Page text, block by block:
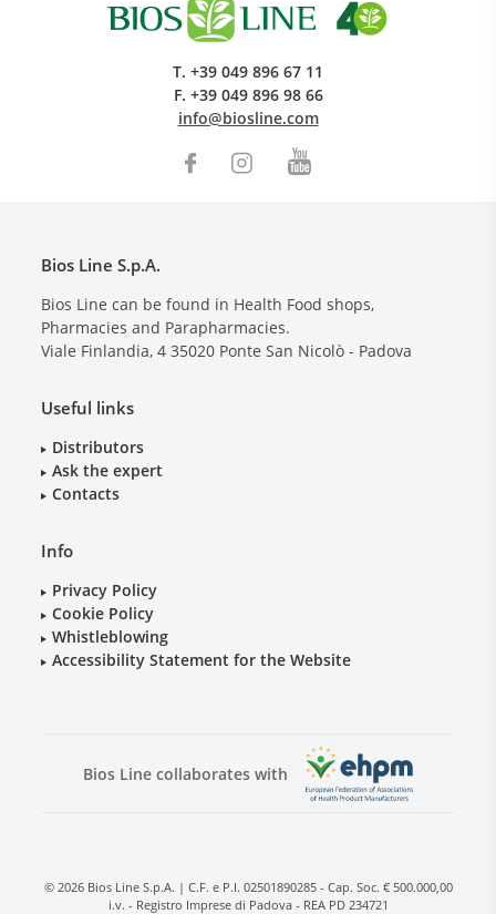
T. +39 049 896 67 11
F. +39 049 896 98 66
info@biosline.com
Bios Line S.p.A.
Bios Line can be found in Health Food shops,
Pharmacies and Parapharmacies.
Viale Finlandia, 4 35020 Ponte San Nicolò - Padova
Useful links
Distributors
Ask the expert
Contacts
Info
Privacy Policy
Cookie Policy
Whistleblowing
Accessibility Statement for the Website
Bios Line collaborates with
© 2026 Bios Line S.p.A. | C.F. e P.I. 02501890285 - Cap. Soc. € 500.000,00
i.v. - Registro Imprese di Padova - REA PD 234721